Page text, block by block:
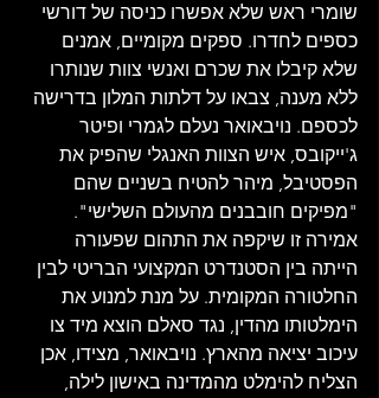
שומרי ראש שלא אפשרו כניסה של דורשי
כספים לחדרו. ספקים מקומיים, אמנים
שלא קיבלו את שכרם ואנשי צוות שנותרו
ללא מענה, צבאו על דלתות המלון בדרישה
לכספם. נויבאואר נעלם לגמרי ופיטר
ג'ייקובס, איש הצוות האנגלי שהפיק את
הפסטיבל, מיהר להטיח בשניים שהם
"מפיקים חובבנים מהעולם השלישי".
אמירה זו שיקפה את התהום שפעורה
הייתה בין הסטנדרט המקצועי הבריטי לבין
החלטורה המקומית. על מנת למנוע את
הימלטותו מהדין, נגד סאלם הוצא מיד צו
עיכוב יציאה מהארץ. נויבאואר, מצידו, אכן
הצליח להימלט מהמדינה באישון לילה,